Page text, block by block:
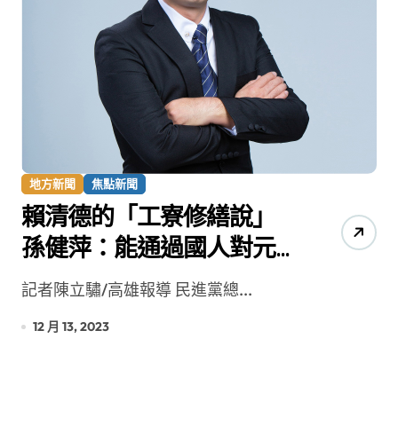
地方新聞 焦點新聞
賴清德的「工寮修繕說」
孫健萍：能通過國人對元
首的「誠信」試煉？
記者陳立驌/高雄報導 民進黨總...
12 月 13, 2023